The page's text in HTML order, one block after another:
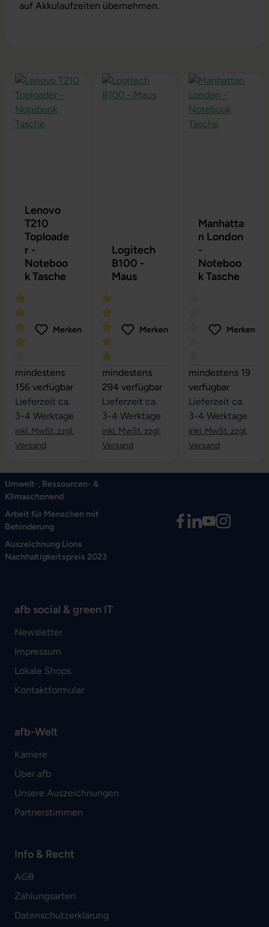
auf Akkulaufzeiten übernehmen.
Produktgalerie überspringen
Lenovo
T210
Toploade
r -
Noteboo
k Tasche
Durchschnittliche Bewertung von 4 von 5 Sternen
Merken
mindestens
156 verfügbar
Lieferzeit ca.
3-4 Werktage
inkl. MwSt. zzgl.
Versand
Logitech
B100 -
Maus
Durchschnittliche Bewertung von 5
Merken
mindestens
294 verfügbar
Lieferzeit ca.
3-4 Werktage
inkl. MwSt. zzgl.
Versand
Manhatta
n London
-
Noteboo
k Tasche
Durchschnittliche
Merken
mindestens 19
verfügbar
Lieferzeit ca.
3-4 Werktage
inkl. MwSt. zzgl.
Versand
Umwelt-, Ressourcen- &
Klimaschonend
Arbeit für Menschen mit
Behinderung
Auszeichnung Lions
Nachhaltigkeitspreis 2023
afb social & green IT
Newsletter
Impressum
Lokale Shops
Kontaktformular
afb-Welt
Karriere
Über afb
Unsere Auszeichnungen
Partnerstimmen
Info & Recht
AGB
Zahlungsarten
Datenschutzerklärung